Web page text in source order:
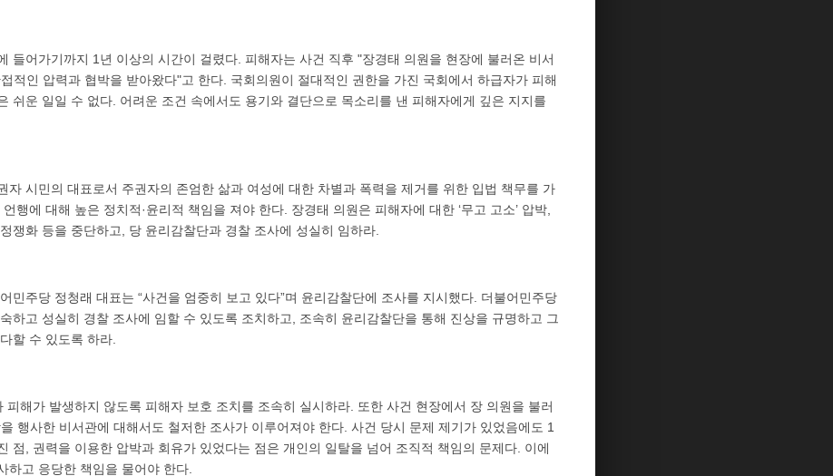
들어가기까지 1년 이상의 시간이 걸렸다. 피해자는 사건 직후 "장경태 의원을 현장에 불러온 비서
적인 압력과 협박을 받아왔다"고 한다. 국회의원이 절대적인 권한을 가진 국회에서 하급자가 피해
쉬운 일일 수 없다. 어려운 조건 속에서도 용기와 결단으로 목소리를 낸 피해자에게 깊은 지지를
자 시민의 대표로서 주권자의 존엄한 삶과 여성에 대한 차별과 폭력을 제거를 위한 입법 책무를 가
행에 대해 높은 정치적·윤리적 책임을 져야 한다. 장경태 의원은 피해자에 대한 ‘무고 고소’ 압박,
쟁화 등을 중단하고, 당 윤리감찰단과 경찰 조사에 성실히 임하라.
민주당 정청래 대표는 “사건을 엄중히 보고 있다”며 윤리감찰단에 조사를 지시했다. 더불어민주당
하고 성실히 경찰 조사에 임할 수 있도록 조치하고, 조속히 윤리감찰단을 통해 진상을 규명하고 그
할 수 있도록 하라.
피해가 발생하지 않도록 피해자 보호 조치를 조속히 실시하라. 또한 사건 현장에서 장 의원을 불러
행사한 비서관에 대해서도 철저한 조사가 이루어져야 한다. 사건 당시 문제 제기가 있었음에도 1
점, 권력을 이용한 압박과 회유가 있었다는 점은 개인의 일탈을 넘어 조직적 책임의 문제다. 이에
하고 응당한 책임을 물어야 한다.